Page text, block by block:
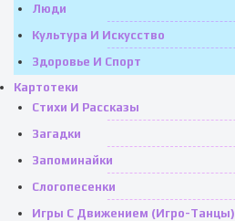
Люди
Культура И Искусство
Здоровье И Спорт
Картотеки
Стихи И Рассказы
Загадки
Запоминайки
Слогопесенки
Игры С Движением (игро-Танцы)